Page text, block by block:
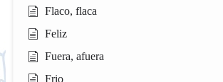
Flaco, flaca
Feliz
Fuera, afuera
Frio